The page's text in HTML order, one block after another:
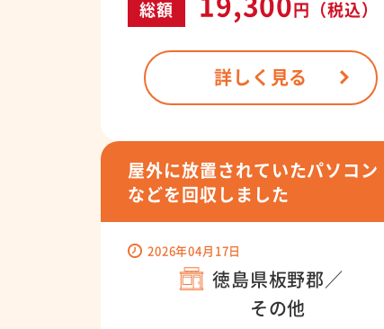
総額 円 （税込）
詳しく見る
屋外に放置されていたパソコン
などを回収しました
2026年04月17日
徳島県板野郡／
その他